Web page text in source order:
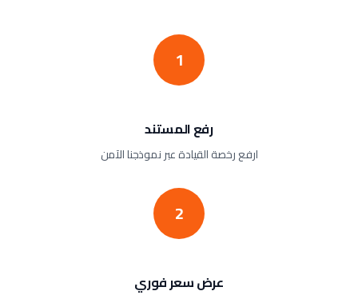
1
رفع المستند
ارفع رخصة القيادة عبر نموذجنا الآمن
2
عرض سعر فوري